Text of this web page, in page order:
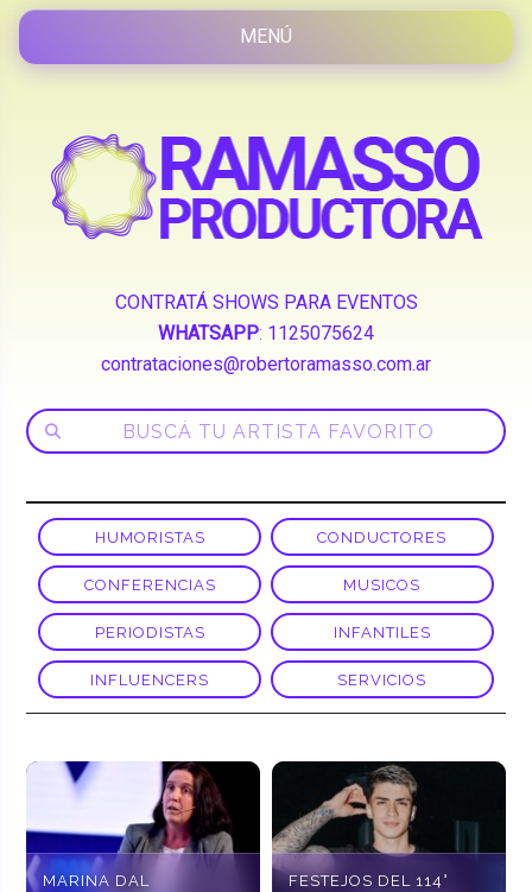
CONTRATÁ SHOWS PARA EVENTOS
WHATSAPP: 1125075624
contrataciones@robertoramasso.com.ar
HUMORISTAS CONDUCTORES
CONFERENCIAS MUSICOS
PERIODISTAS INFANTILES
INFLUENCERS SERVICIOS
MARINA DAL
FESTEJOS DEL 114°